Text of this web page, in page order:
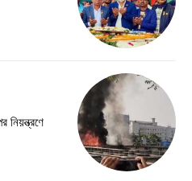
নিয়ন্ত্রণে